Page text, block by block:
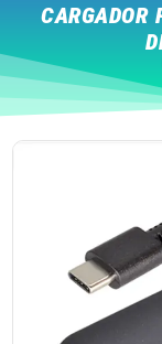
CARGADOR